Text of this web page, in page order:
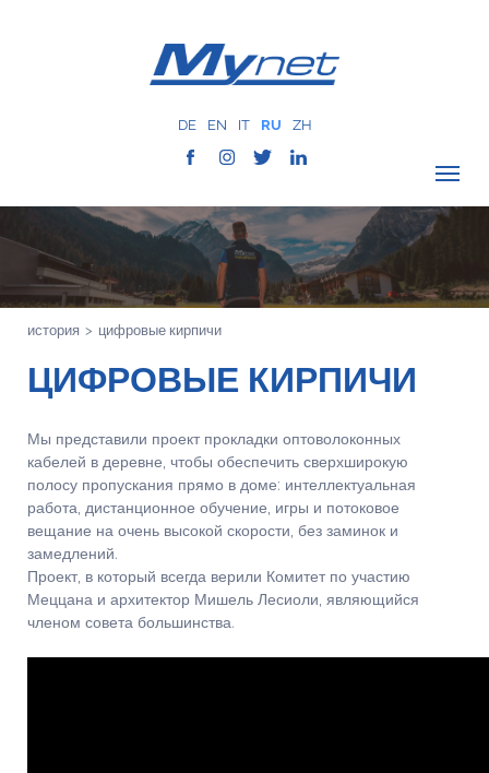
DE EN IT RU ZH
ПРОВЕРИТЬ ПОКРЫТИЕ
О КОМПАНИИ
СЕТЬ
УСЛУГИ
MYNET
КОММУНИКАЦИЯ
КОНТАКТЫ
история > цифровые кирпичи
ЦИФРОВЫЕ КИРПИЧИ
Мы представили проект прокладки оптоволоконных
кабелей в деревне, чтобы обеспечить сверхширокую
полосу пропускания прямо в доме: интеллектуальная
работа, дистанционное обучение, игры и потоковое
вещание на очень высокой скорости, без заминок и
замедлений.
Проект, в который всегда верили Комитет по участию
Меццана и архитектор Мишель Лесиоли, являющийся
членом совета большинства.